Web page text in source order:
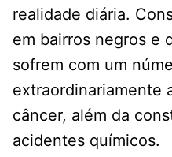
realidade diária.
em bairros negros e
sofrem com um
extraordinariamente
câncer, além da
acidentes químicos.